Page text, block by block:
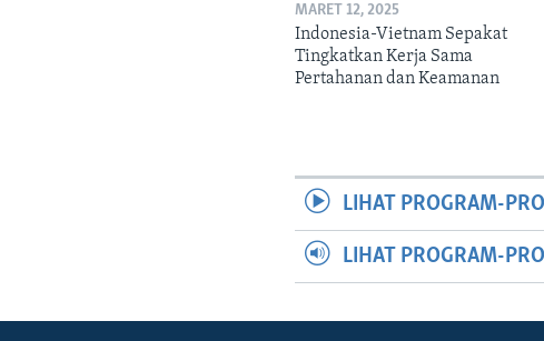
MARET 12, 2025
Indonesia-Vietnam Sepakat
Tingkatkan Kerja Sama
Pertahanan dan Keamanan
LIHAT PROGRAM-
LIHAT PROGRAM-